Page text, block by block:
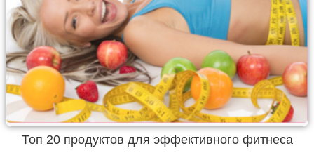
Топ 20 продуктов для эффективного фитнеса